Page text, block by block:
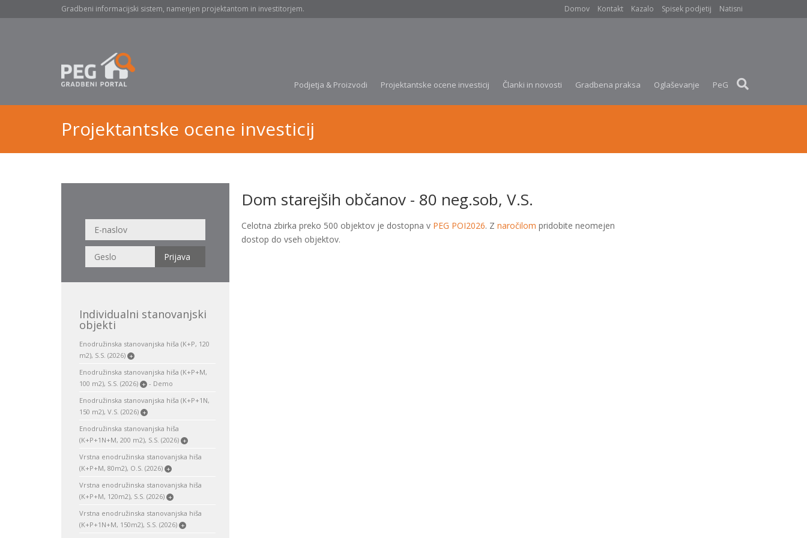
Gradbeni informacijski sistem, namenjen projektantom in investitorjem. Domov Kontakt Kazalo Spisek podjetij Natisni
Podjetja & Proizvodi Projektantske ocene investicij Članki in novosti Gradbena praksa Oglaševanje PeG
Projektantske ocene investicij
Individualni stanovanjski
objekti
Enodružinska stanovanjska hiša (K+P, 120
m2), S.S. (2026) +
Enodružinska stanovanjska hiša (K+P+M,
100 m2), S.S. (2026) + - Demo
Enodružinska stanovanjska hiša (K+P+1N,
150 m2), V.S. (2026) +
Enodružinska stanovanjska hiša
(K+P+1N+M, 200 m2), S.S. (2026) +
Vrstna enodružinska stanovanjska hiša
(K+P+M, 80m2), O.S. (2026) +
Vrstna enodružinska stanovanjska hiša
(K+P+M, 120m2), S.S. (2026) +
Vrstna enodružinska stanovanjska hiša
(K+P+1N+M, 150m2), S.S. (2026) +
Dom starejših občanov - 80 neg.sob, V.S.
Celotna zbirka preko 500 objektov je dostopna v PEG POI2026. Z naročilom pridobite neomejen
dostop do vseh objektov.